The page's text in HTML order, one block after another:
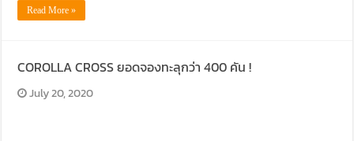
Read More »
COROLLA CROSS ยอดจองทะลุกว่า 400 คัน !
July 20, 2020